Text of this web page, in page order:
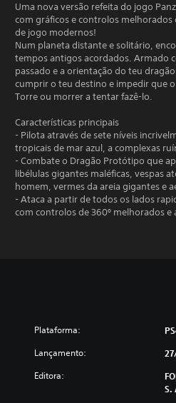
Uma nova versão refeita do jogo
com gráficos e controlos melhorados
de jogo modernos!
Num planeta distante e solitário,
tempos antigos acordados. Armado
passado e a orientação do teu
cumprir o teu destino e impedir que
Torre ou morrer a tentar fazê-lo.
Características principais
- Pilota através de sete níveis
tropicais de mar azul, a complexas
- Combate o Dragão Protótipo que
libélulas gigantes maléficas, vespas
homem, vermes da areia gigantes e
- Ataca a partir de todos os lados
com controlos de 360º melhorados e
Plataforma:
Lançamento:
Editora:
S.